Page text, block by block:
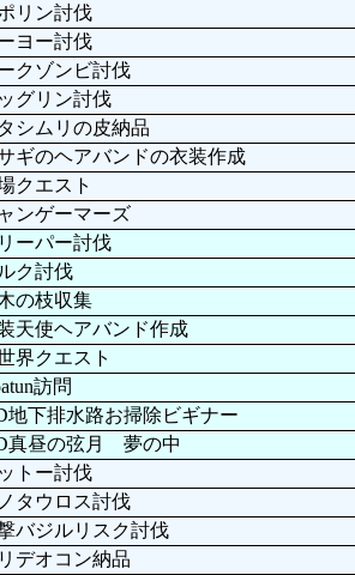
リン討伐
ヨー討伐
クゾンビ討伐
グリン討伐
シムリの皮納品
ギのヘアバンドの衣装作成
クエスト
ンゲーマーズ
ーパー討伐
ク討伐
の枝収集
天使ヘアバンド作成
界クエスト
訪問
地下排水路お掃除ビギナー
真昼の弦月 夢の中
トー討伐
タウロス討伐
バジルリスク討伐
デオコン納品